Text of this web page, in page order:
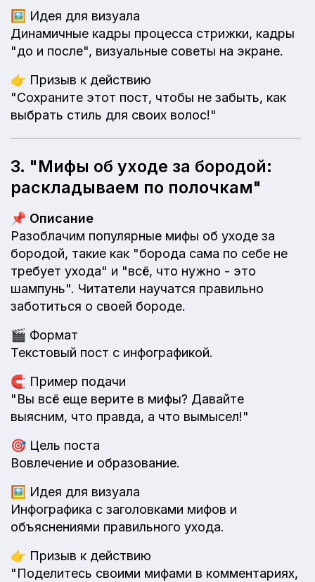
🖼️ Идея для визуала
Динамичные кадры процесса стрижки, кадры
"до и после", визуальные советы на экране.
👉 Призыв к действию
"Сохраните этот пост, чтобы не забыть, как
выбрать стиль для своих волос!"
3. "Мифы об уходе за бородой:
раскладываем по полочкам"
📌 Описание
Разоблачим популярные мифы об уходе за
бородой, такие как "борода сама по себе не
требует ухода" и "всё, что нужно - это
шампунь". Читатели научатся правильно
заботиться о своей бороде.
🎬 Формат
Текстовый пост с инфографикой.
🧲 Пример подачи
"Вы всё еще верите в мифы? Давайте
выясним, что правда, а что вымысел!"
🎯 Цель поста
Вовлечение и образование.
🖼️ Идея для визуала
Инфографика с заголовками мифов и
объяснениями правильного ухода.
👉 Призыв к действию
"Поделитесь своими мифами в комментариях,